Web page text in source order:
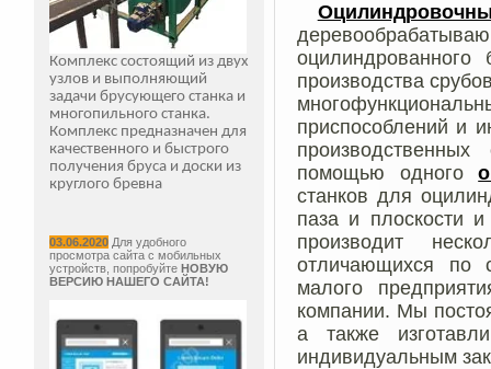
Комплекс состоящий из двух
узлов и выполняющий
задачи брусующего станка и
многопильного станка.
Комплекс предназначен для
качественного и быстрого
получения бруса и доски из
круглого бревна
03.06.2020 Для удобного
просмотра сайта с мобильных
устройств, попробуйте НОВУЮ
ВЕРСИЮ НАШЕГО САЙТА!
производства
приспособлений и
помощью одного
станков для
паза и плоскости
производит
отличающихся по
малого
компании. Мы
а также
индивидуальным